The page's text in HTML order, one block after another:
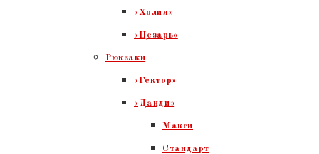
«Холия»
«Цезарь»
Рюкзаки
«Гектор»
«Данди»
Макси
Стандарт